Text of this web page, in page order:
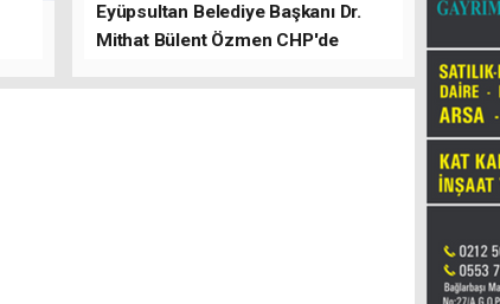
Eyüpsultan Belediye Başkanı Dr.
Mithat Bülent Özmen CHP'de